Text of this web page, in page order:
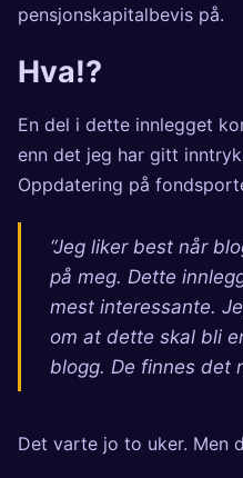
pensjonskapitalbevis på.
Hva!?
En del i dette innlegget
enn det jeg har gitt
Oppdatering på
“Jeg liker best når
på meg. Dette
mest interessante.
om at dette skal bli
blogg. De finnes det
Det varte jo to uker. Men